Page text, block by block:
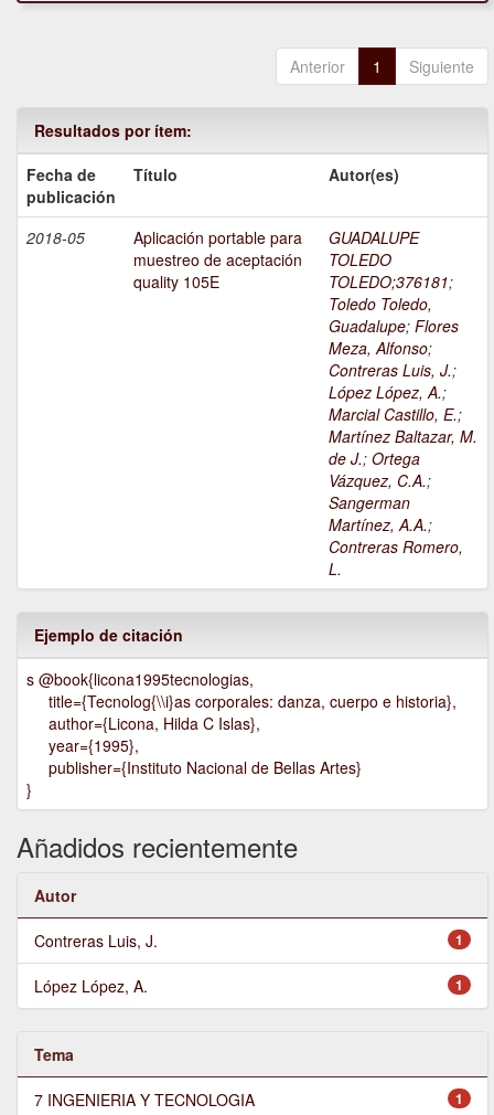
Anterior 1 Siguiente
Resultados por ítem:
Fecha de
publicación
Título Autor(es)
2018-05
Aplicación portable para
muestreo de aceptación
quality 105E
GUADALUPE
TOLEDO
TOLEDO;376181;
Toledo Toledo,
Guadalupe; Flores
Meza, Alfonso;
Contreras Luis, J.;
López López, A.;
Marcial Castillo, E.;
Martínez Baltazar, M.
de J.; Ortega
Vázquez, C.A.;
Sangerman
Martínez, A.A.;
Contreras Romero,
L.
Ejemplo de citación
s @book{licona1995tecnologias,
title={Tecnolog{\\i}as corporales: danza, cuerpo e historia},
author={Licona, Hilda C Islas},
year={1995},
publisher={Instituto Nacional de Bellas Artes}
}
Añadidos recientemente
Autor
1
Contreras Luis, J.
1
López López, A.
Tema
1
7 INGENIERIA Y TECNOLOGIA